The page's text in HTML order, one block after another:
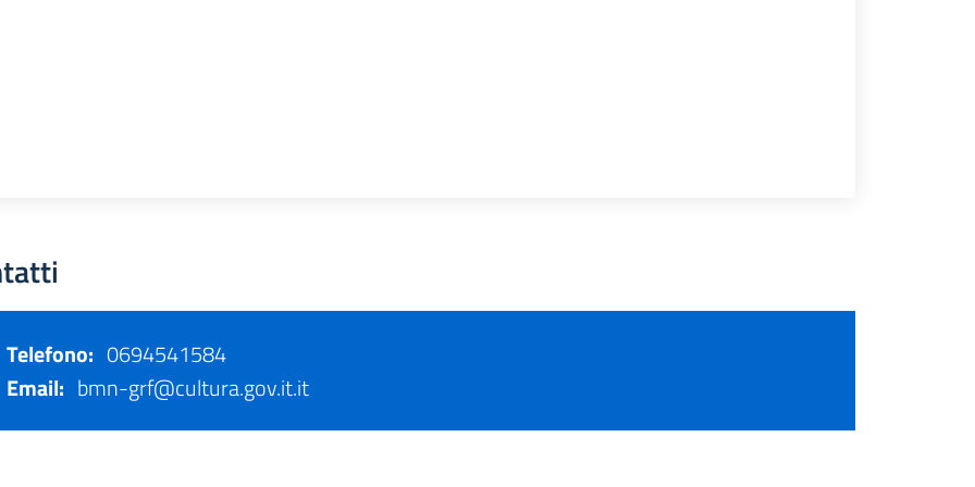
Telefono: 0694541584
Email: bmn-grf@cultura.gov.it.it